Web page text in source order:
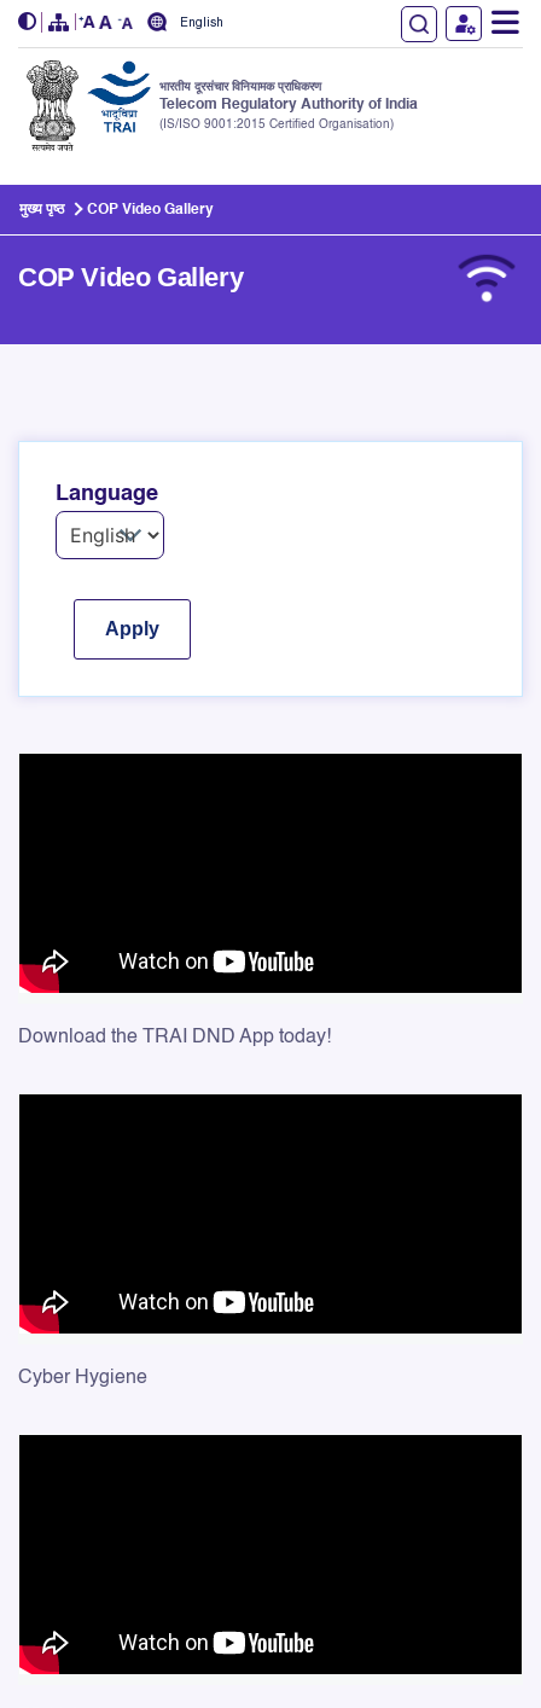
English
भारतीय दूरसंचार विनियामक प्राधिकरण
Telecom Regulatory Authority of India
(IS/ISO 9001:2015 Certified Organisation)
मुख्य पृष्ठ COP Video Gallery
COP Video Gallery
Language
Download the TRAI DND App today!
Cyber Hygiene